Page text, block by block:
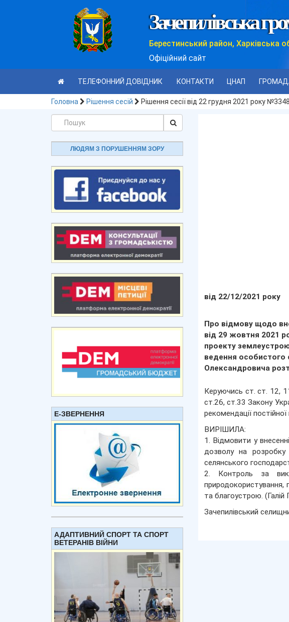
Зачепилівська
Берестинський район, Харківська
Офіційний сайт
ТЕЛЕФОННИЙ ДОВІДНИК КОНТАКТИ ЦНАП
Головна Рішення сесій Рішення сесії від 22 грудня 2021 року №3348
ЛЮДЯМ З ПОРУШЕННЯМ ЗОРУ
Е-ЗВЕРНЕННЯ
АДАПТИВНИЙ СПОРТ ТА СПОРТ
ВЕТЕРАНІВ ВІЙНИ
від 22/12/2021 року
Про відмову щодо
від 29 жовтня 2021
проекту
ведення особистого
Олександровича
Керуючись ст. ст. 12,
ст.26, ст.33 Закону
рекомендації
ВИРІШИЛА:
1. Відмовити у
дозволу на
селянського
2. Контроль за
природокористування,
та благоустрою. (Галій
Зачепилівський